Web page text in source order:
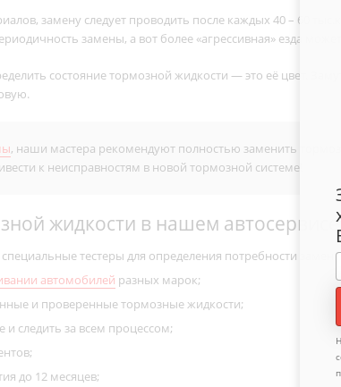
замену следует проводить после каждых 40 – 60
замены, а вот более «агрессивная» езда может
состояние тормозной жидкости — это её цвет.
, наши мастера рекомендуют полностью заменить
к неисправностям в новой тормозной системе!
жидкости в нашем
тестеры для определения потребности
автомобилей разных марок;
и проверенные тормозные жидкости;
следить за всем процессом;
до 12 месяцев;